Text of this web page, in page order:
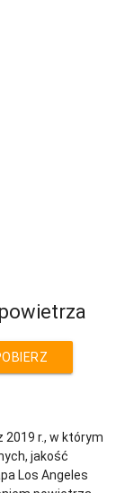
r., w którym
jakość
Los Angeles